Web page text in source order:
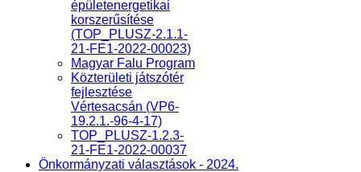
épületenergetikai
korszerűsítése
(TOP_PLUSZ-2.1.1-
21-FE1-2022-00023)
Magyar Falu Program
Közterületi játszótér
fejlesztése
Vértesacsán (VP6-
19.2.1.-96-4-17)
TOP_PLUSZ-1.2.3-
21-FE1-2022-00037
Önkormányzati választások - 2024.